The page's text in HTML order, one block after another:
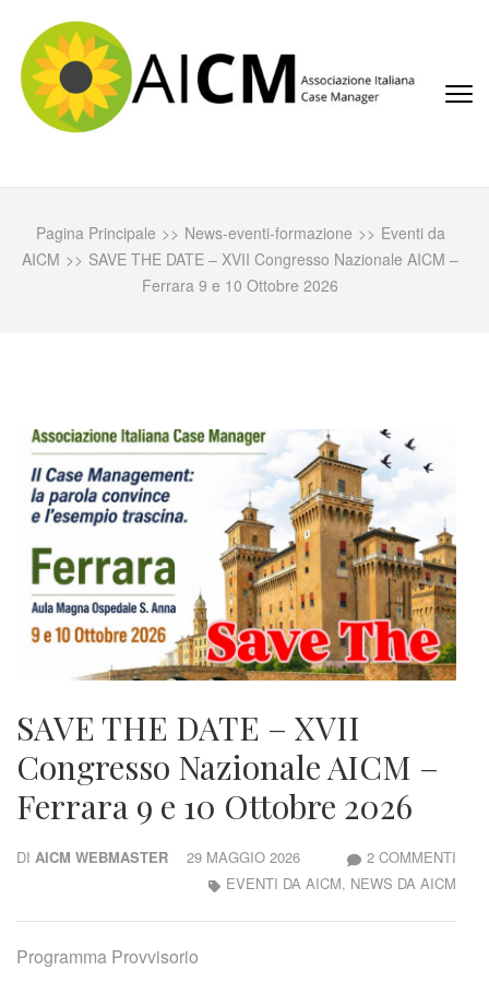
contenuto
(premi
invio)
Pagina Principale >> News-eventi-formazione >> Eventi da
AICM >> SAVE THE DATE – XVII Congresso Nazionale AICM –
Ferrara 9 e 10 Ottobre 2026
SAVE THE DATE – XVII
Congresso Nazionale AICM –
Ferrara 9 e 10 Ottobre 2026
DI AICM WEBMASTER 29 MAGGIO 2026 2 COMMENTI
EVENTI DA AICM, NEWS DA AICM
Programma Provvisorio